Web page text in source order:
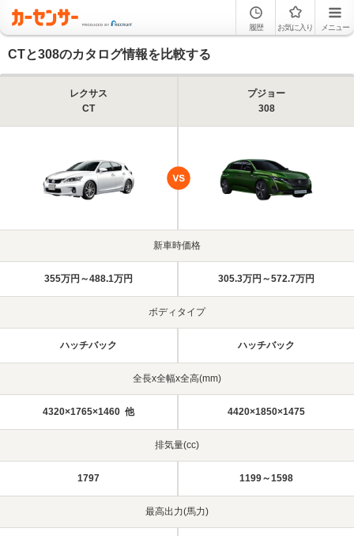
履歴 お気に入り メニュー
CTと308のカタログ情報を比較する
レクサス
CT
プジョー
308
新車時価格
355万円～488.1万円 305.3万円～572.7万円
ボディタイプ
ハッチバック ハッチバック
全長x全幅x全高(mm)
4320×1765×1460 他 4420×1850×1475
排気量(cc)
1797 1199～1598
最高出力(馬力)